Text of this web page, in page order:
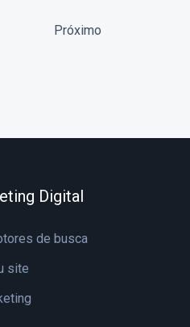
Próximo
Digital
de busca
site